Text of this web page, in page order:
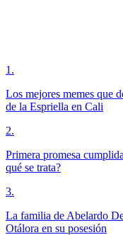
1 .
Los mejores memes que
de la Espriella en Cali
2.
Primera promesa
qué se trata?
3.
La familia de Abelardo
Otálora en su posesión